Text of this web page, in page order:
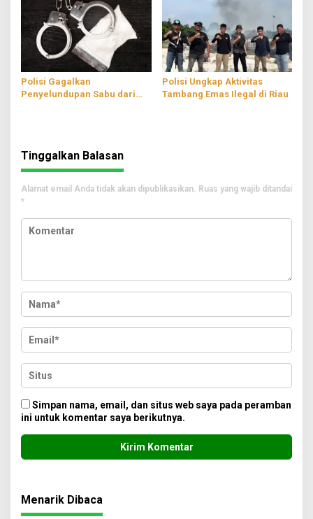
Polisi Gagalkan
Penyelundupan Sabu dari
Polisi Ungkap Aktivitas
Tambang Emas Ilegal di Riau
Tinggalkan Balasan
Alamat email Anda tidak akan dipublikasikan. Ruas yang wajib ditandai
*
Simpan nama, email, dan situs web saya pada peramban
ini untuk komentar saya berikutnya.
Menarik Dibaca